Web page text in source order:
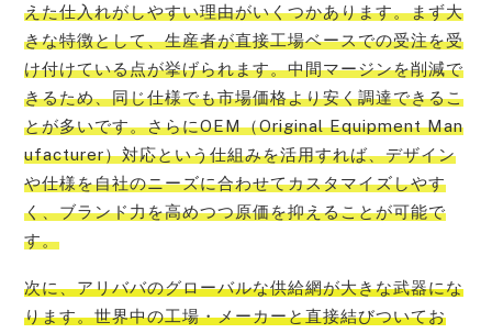
えた仕入れがしやすい理由がいくつかあります。まず大
きな特徴として、生産者が直接工場ベースでの受注を受
け付けている点が挙げられます。中間マージンを削減で
きるため、同じ仕様でも市場価格より安く調達できるこ
とが多いです。さらにOEM（Original Equipment Man
ufacturer）対応という仕組みを活用すれば、デザイン
や仕様を自社のニーズに合わせてカスタマイズしやす
く、ブランド力を高めつつ原価を抑えることが可能で
す。
次に、アリババのグローバルな供給網が大きな武器にな
ります。世界中の工場・メーカーと直接結びついてお